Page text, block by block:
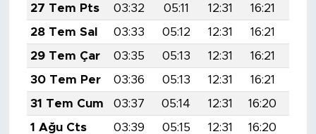
27 Tem Pts
03:32 05:11 12:31 16:21
28 Tem Sal
03:33 05:12 12:31 16:21
29 Tem Çar
03:35 05:13 12:31 16:21
30 Tem Per
03:36 05:13 12:31 16:21
31 Tem Cum
03:37 05:14 12:31 16:20
1 Ağu Cts
03:39 05:15 12:31 16:20